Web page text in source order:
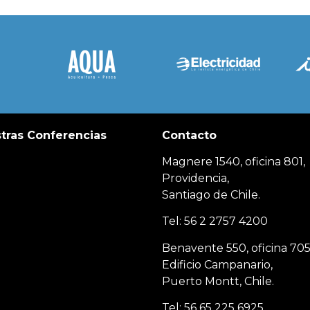
Conferencias Contacto
Magnere 1540, oficina 801,
Providencia,
Santiago de Chile.
Tel: 56 2 2757 4200
Benavente 550, oficina
Edificio Campanario,
Puerto Montt, Chile.